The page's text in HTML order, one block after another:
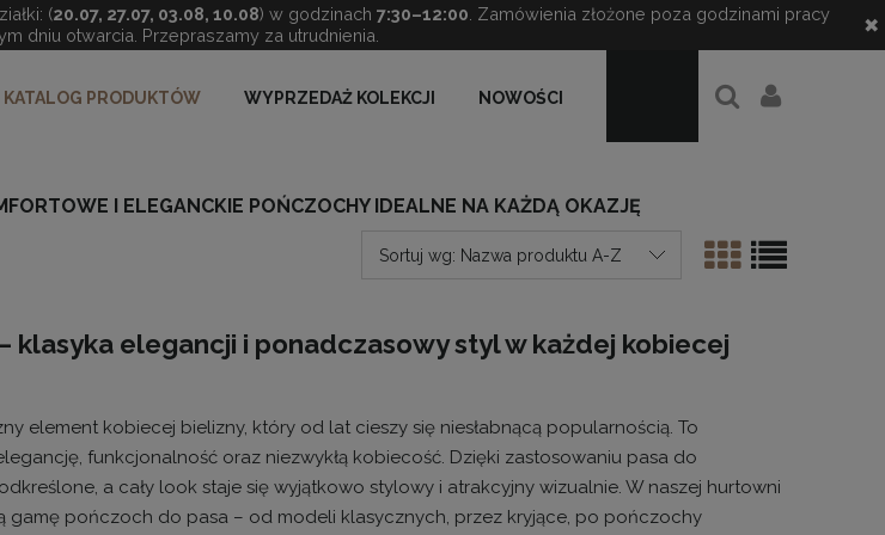
(20.07, 27.07, 03.08, 10.08) w godzinach 7:30–12:00 . Zamówienia złożone poza godzinami pracy
dniu otwarcia. Przepraszamy za utrudnienia.
✖
KATALOG PRODUKTÓW WYPRZEDAŻ KOLEKCJI NOWOŚCI
I ELEGANCKIE POŃCZOCHY IDEALNE NA KAŻDĄ OKAZJĘ
Sortuj wg: Nazwa produktu A-Z
klasyka elegancji i ponadczasowy styl w każdej kobiecej
element kobiecej bielizny, który od lat cieszy się niesłabnącą popularnością. To
funkcjonalność oraz niezwykłą kobiecość. Dzięki zastosowaniu pasa do
a cały look staje się wyjątkowo stylowy i atrakcyjny wizualnie. W naszej hurtowni
gamę pończoch do pasa – od modeli klasycznych, przez kryjące, po pończochy